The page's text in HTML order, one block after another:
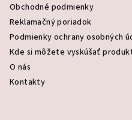
Obchodné podmienky
Reklamačný poriadok
Podmienky ochrany osobných
Kde si môžete vyskúšať
O nás
Kontakty